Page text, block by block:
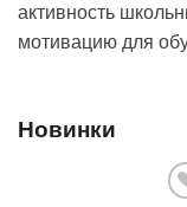
активность
мотивацию для
Новинки